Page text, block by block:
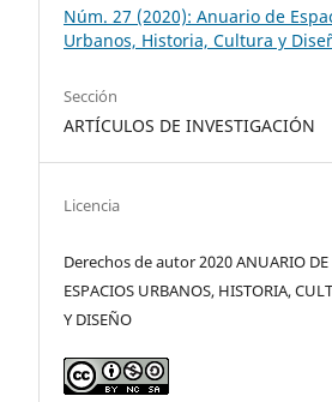
Núm. 27 (2020): Anuario de
Urbanos, Historia, Cultura y
Sección
ARTÍCULOS DE INVESTIGACIÓN
Licencia
Derechos de autor 2020 ANUARIO DE
ESPACIOS URBANOS, HISTORIA,
Y DISEÑO